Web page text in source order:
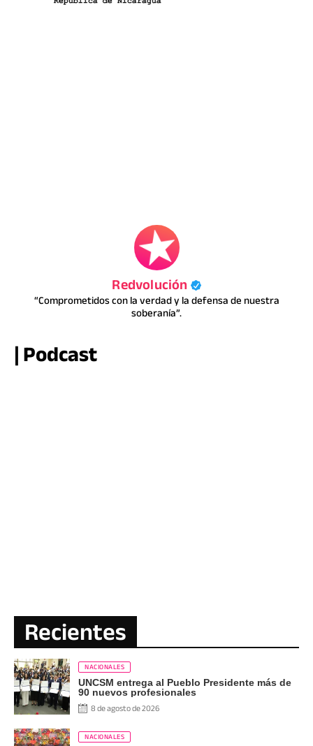
Redvolución
“Comprometidos con la verdad y la defensa de nuestra
soberanía”.
| Podcast
Recientes
NACIONALES
UNCSM entrega al Pueblo Presidente más de
90 nuevos profesionales
8 de agosto de 2026
NACIONALES